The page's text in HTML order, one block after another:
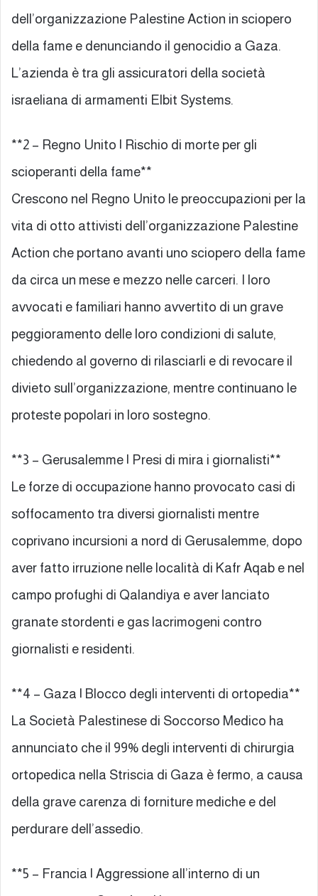
dell’organizzazione Palestine Action in sciopero
della fame e denunciando il genocidio a Gaza.
L’azienda è tra gli assicuratori della società
israeliana di armamenti Elbit Systems.
**2 – Regno Unito | Rischio di morte per gli
scioperanti della fame**
Crescono nel Regno Unito le preoccupazioni per la
vita di otto attivisti dell’organizzazione Palestine
Action che portano avanti uno sciopero della fame
da circa un mese e mezzo nelle carceri. I loro
avvocati e familiari hanno avvertito di un grave
peggioramento delle loro condizioni di salute,
chiedendo al governo di rilasciarli e di revocare il
divieto sull’organizzazione, mentre continuano le
proteste popolari in loro sostegno.
**3 – Gerusalemme | Presi di mira i giornalisti**
Le forze di occupazione hanno provocato casi di
soffocamento tra diversi giornalisti mentre
coprivano incursioni a nord di Gerusalemme, dopo
aver fatto irruzione nelle località di Kafr Aqab e nel
campo profughi di Qalandiya e aver lanciato
granate stordenti e gas lacrimogeni contro
giornalisti e residenti.
**4 – Gaza | Blocco degli interventi di ortopedia**
La Società Palestinese di Soccorso Medico ha
annunciato che il 99% degli interventi di chirurgia
ortopedica nella Striscia di Gaza è fermo, a causa
della grave carenza di forniture mediche e del
perdurare dell’assedio.
**5 – Francia | Aggressione all’interno di un